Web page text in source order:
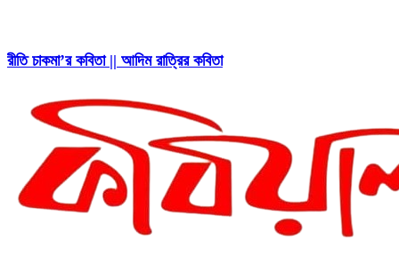
রীতি চাকমা’র কবিতা || আদিম রাত্রির কবিতা